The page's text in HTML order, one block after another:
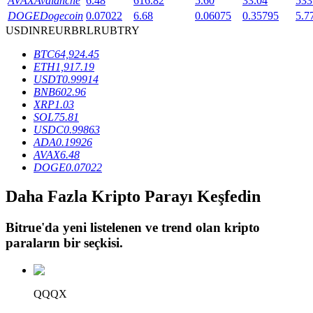
BTR sahiplerine özel yatırımlar
Kripto destekli borçlanma hizmeti
DOGEDogecoin 0.07022 6.68 0.06075 0.35795
USDINREURBRLRUBTRY
BTC64,924.45
ETH1,917.19
USDT0.99914
BNB602.96
XRP1.03
SOL75.81
USDC0.99863
ADA0.19926
AVAX6.48
DOGE0.07022
Daha Fazla Kripto Parayı Keşfedin
Bitrue'da yeni listelenen ve trend olan kripto
paraların bir seçkisi.
QQQX